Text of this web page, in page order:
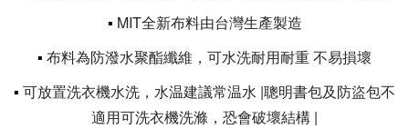
▪ MIT全新布料由台灣生產製造
▪ 布料為防潑水聚酯纖維，可水洗耐用耐重 不易損壞
▪ 可放置洗衣機水洗，水温建議常温水 |聰明書包及防盜包不
適用可洗衣機洗滌，恐會破壞結構 |